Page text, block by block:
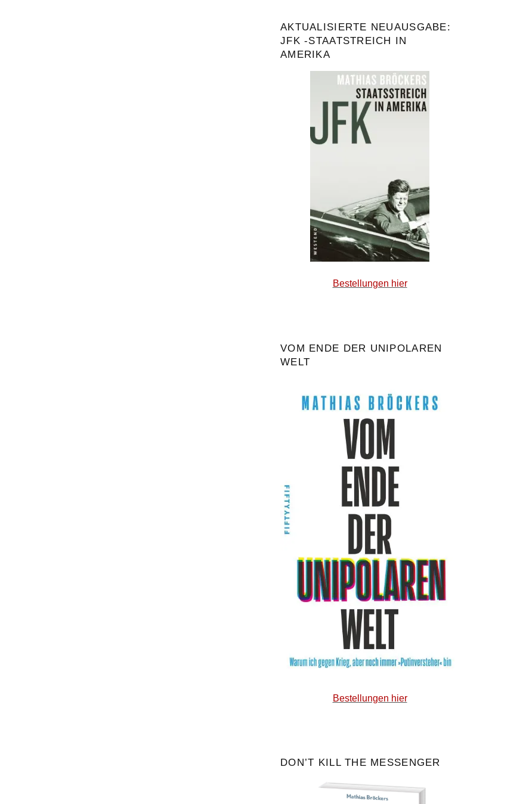
AKTUALISIERTE NEUAUSGABE:
JFK -STAATSTREICH IN
AMERIKA
Bestellungen hier
VOM ENDE DER UNIPOLAREN
WELT
Bestellungen hier
DON’T KILL THE MESSENGER